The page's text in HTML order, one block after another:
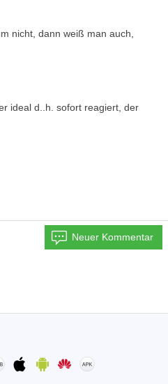
nicht, dann weiß man auch,
ideal d..h. sofort reagiert, der
Neuer Kommentar